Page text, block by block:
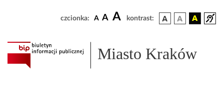
czcionka: A A A kontrast:
Miasto Kraków